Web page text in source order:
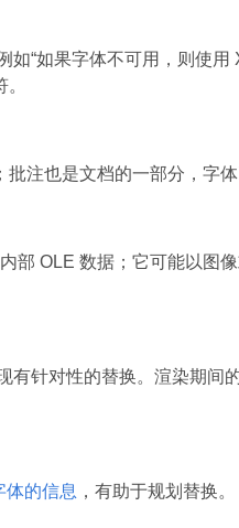
“如果字体不可用，则使用
注也是文档的一部分，字体
部 OLE 数据；它可能以图
有针对性的替换。渲染期间
体的信息 ，有助于规划替换。